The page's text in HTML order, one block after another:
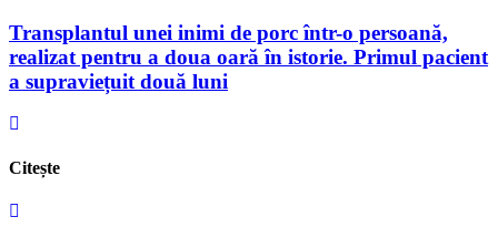
Transplantul unei inimi de porc într-o persoană,
realizat pentru a doua oară în istorie. Primul pacient
a supraviețuit două luni
Citește